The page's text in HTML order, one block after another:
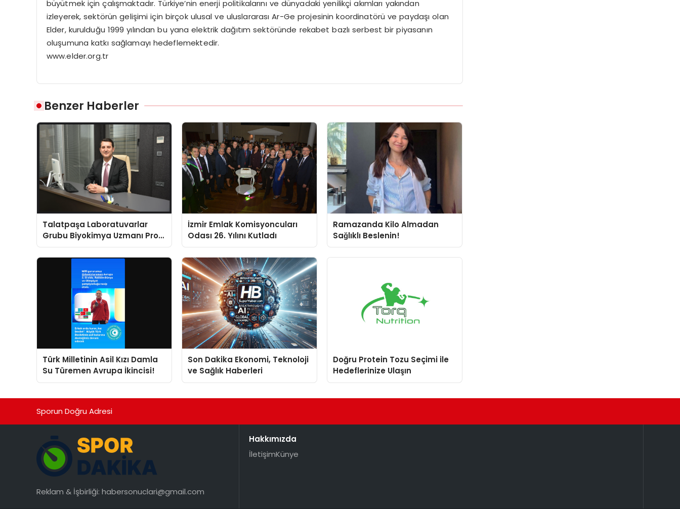
büyütmek için çalışmaktadır. Türkiye’nin enerji politikalarını ve dünyadaki yenilikçi akımları yakından
izleyerek, sektörün gelişimi için birçok ulusal ve uluslararası Ar-Ge projesinin koordinatörü ve paydaşı olan
Elder, kurulduğu 1999 yılından bu yana elektrik dağıtım sektöründe rekabet bazlı serbest bir piyasanın
oluşumuna katkı sağlamayı hedeflemektedir.
www.elder.org.tr
Benzer Haberler
Talatpaşa Laboratuvarlar
Grubu Biyokimya Uzmanı Prof.
Dr. Ahmet Var
İzmir Emlak Komisyoncuları
Odası 26. Yılını Kutladı
Ramazanda Kilo Almadan
Sağlıklı Beslenin!
Türk Milletinin Asil Kızı Damla
Su Türemen Avrupa İkincisi!
Son Dakika Ekonomi, Teknoloji
ve Sağlık Haberleri
Doğru Protein Tozu Seçimi ile
Hedeflerinize Ulaşın
Sporun Doğru Adresi
Reklam & İşbirliği: habersonuclari@gmail.com
Hakkımızda
İletişimKünye